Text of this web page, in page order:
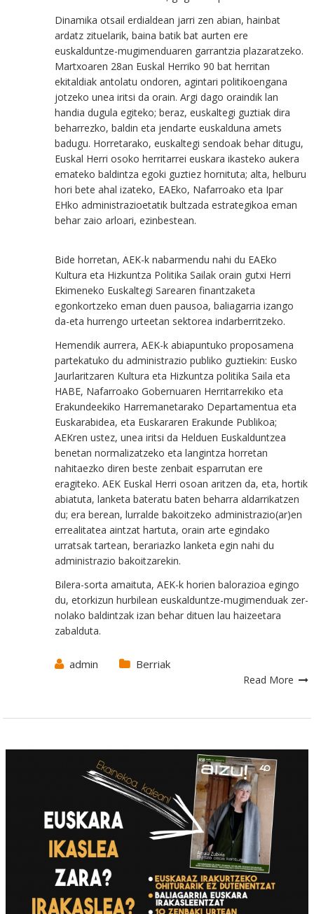
Dinamika otsail erdialdean jarri zen abian, hainbat
ardatz zituelarik, baina batik bat aurten ere
euskalduntze-mugimenduaren garrantzia plazaratzeko.
Martxoaren 28an Euskal Herriko 90 bat herritan
ekitaldiak antolatu ondoren, agintari politikoengana
jotzeko unea iritsi da orain. Argi dago oraindik lan
handia dugula egiteko; beraz, euskaltegi guztiak dira
beharrezko, baldin eta jendarte euskalduna amets
badugu. Horretarako, euskaltegi sendoak behar ditugu,
Euskal Herri osoko herritarrei euskara ikasteko aukera
emateko baldintza egoki guztiez hornituta; alta, helburu
hori bete ahal izateko, EAEko, Nafarroako eta Ipar
EHko administrazioetatik bultzada estrategikoa eman
behar zaio arloari, ezinbestean.
Bide horretan, AEK-k nabarmendu nahi du EAEko
Kultura eta Hizkuntza Politika Sailak orain gutxi Herri
Ekimeneko Euskaltegi Sarearen finantzaketa
egonkortzeko eman duen pausoa, baliagarria izango
da-eta hurrengo urteetan sektorea indarberritzeko.
Hemendik aurrera, AEK-k abiapuntuko proposamena
partekatuko du administrazio publiko guztiekin: Eusko
Jaurlaritzaren Kultura eta Hizkuntza politika Saila eta
HABE, Nafarroako Gobernuaren Herritarrekiko eta
Erakundeekiko Harremanetarako Departamentua eta
Euskarabidea, eta Euskararen Erakunde Publikoa;
AEKren ustez, unea iritsi da Helduen Euskalduntzea
benetan normalizatzeko eta langintza horretan
nahitaezko diren beste zenbait esparrutan ere
eragiteko. AEK Euskal Herri osoan aritzen da, eta, hortik
abiatuta, lanketa bateratu baten beharra aldarrikatzen
du; era berean, lurralde bakoitzeko administrazio(ar)en
errealitatea aintzat hartuta, orain arte egindako
urratsak tartean, berariazko lanketa egin nahi du
administrazio bakoitzarekin.
Bilera-sorta amaituta, AEK-k horien balorazioa egingo
du, etorkizun hurbilean euskalduntze-mugimenduak zer-
nolako baldintzak izan behar dituen lau haizeetara
zabalduta.
admin Berriak
Read More